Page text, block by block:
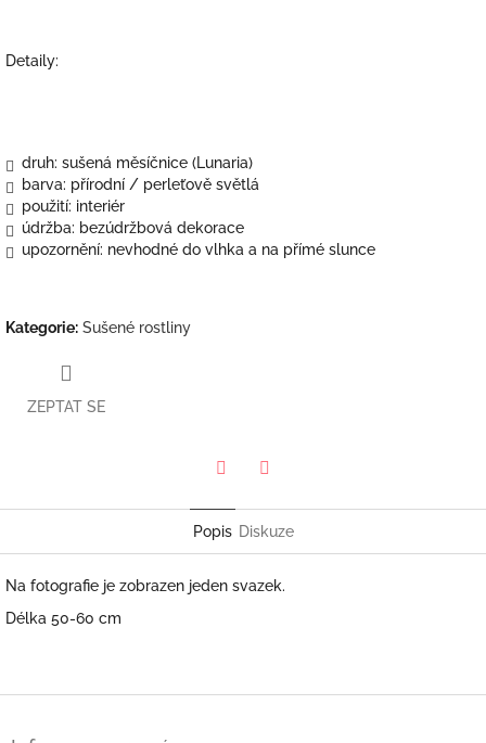
Detaily:
druh: sušená měsíčnice (Lunaria)
barva: přírodní / perleťově světlá
použití: interiér
údržba: bezúdržbová dekorace
upozornění: nevhodné do vlhka a na přímé slunce
Kategorie: Sušené rostliny
ZEPTAT SE
Popis Diskuze
Na fotografie je zobrazen jeden svazek.
Délka 50-60 cm